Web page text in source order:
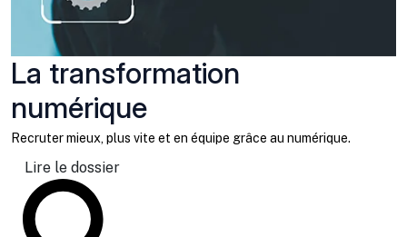
La transformation
numérique
Recruter mieux, plus vite et en équipe grâce au numérique.
Lire le dossier